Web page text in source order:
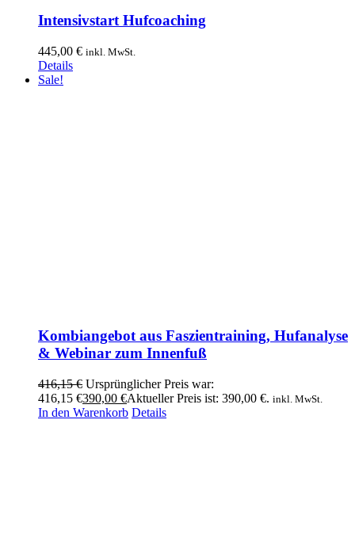
Intensivstart Hufcoaching
445,00 € inkl. MwSt.
Details
Sale!
Kombiangebot aus Faszientraining, Hufanalyse
& Webinar zum Innenfuß
416,15€ Ursprünglicher Preis war:
416,15 €390,00 €Aktueller Preis ist: 390,00 €. inkl. MwSt.
In den Warenkorb Details